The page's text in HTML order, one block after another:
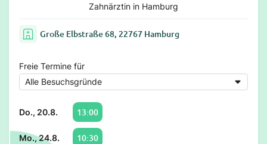
Zahnärztin in Hamburg
Große Elbstraße 68, 22767 Hamburg
Freie Termine für
Do., 20.8. 13:00
Mo., 24.8. 10:30